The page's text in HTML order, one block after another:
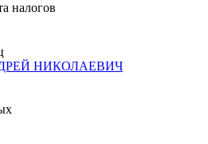
налогов
НИКОЛАЕВИЧ